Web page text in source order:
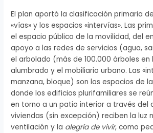
El plan aportó la clasificación primaria
«vías» y los espacios «intervías». Las
el espacio público de la movilidad, del
apoyo a las redes de servicios (agua,
el arbolado (más de 100.000 árboles en
alumbrado y el mobiliario urbano. Las
manzana, bloque) son los espacios de
donde los edificios plurifamiliares se
en torno a un patio interior a través del
viviendas (sin excepción) reciben la luz
ventilación y la alegría de vivir, como